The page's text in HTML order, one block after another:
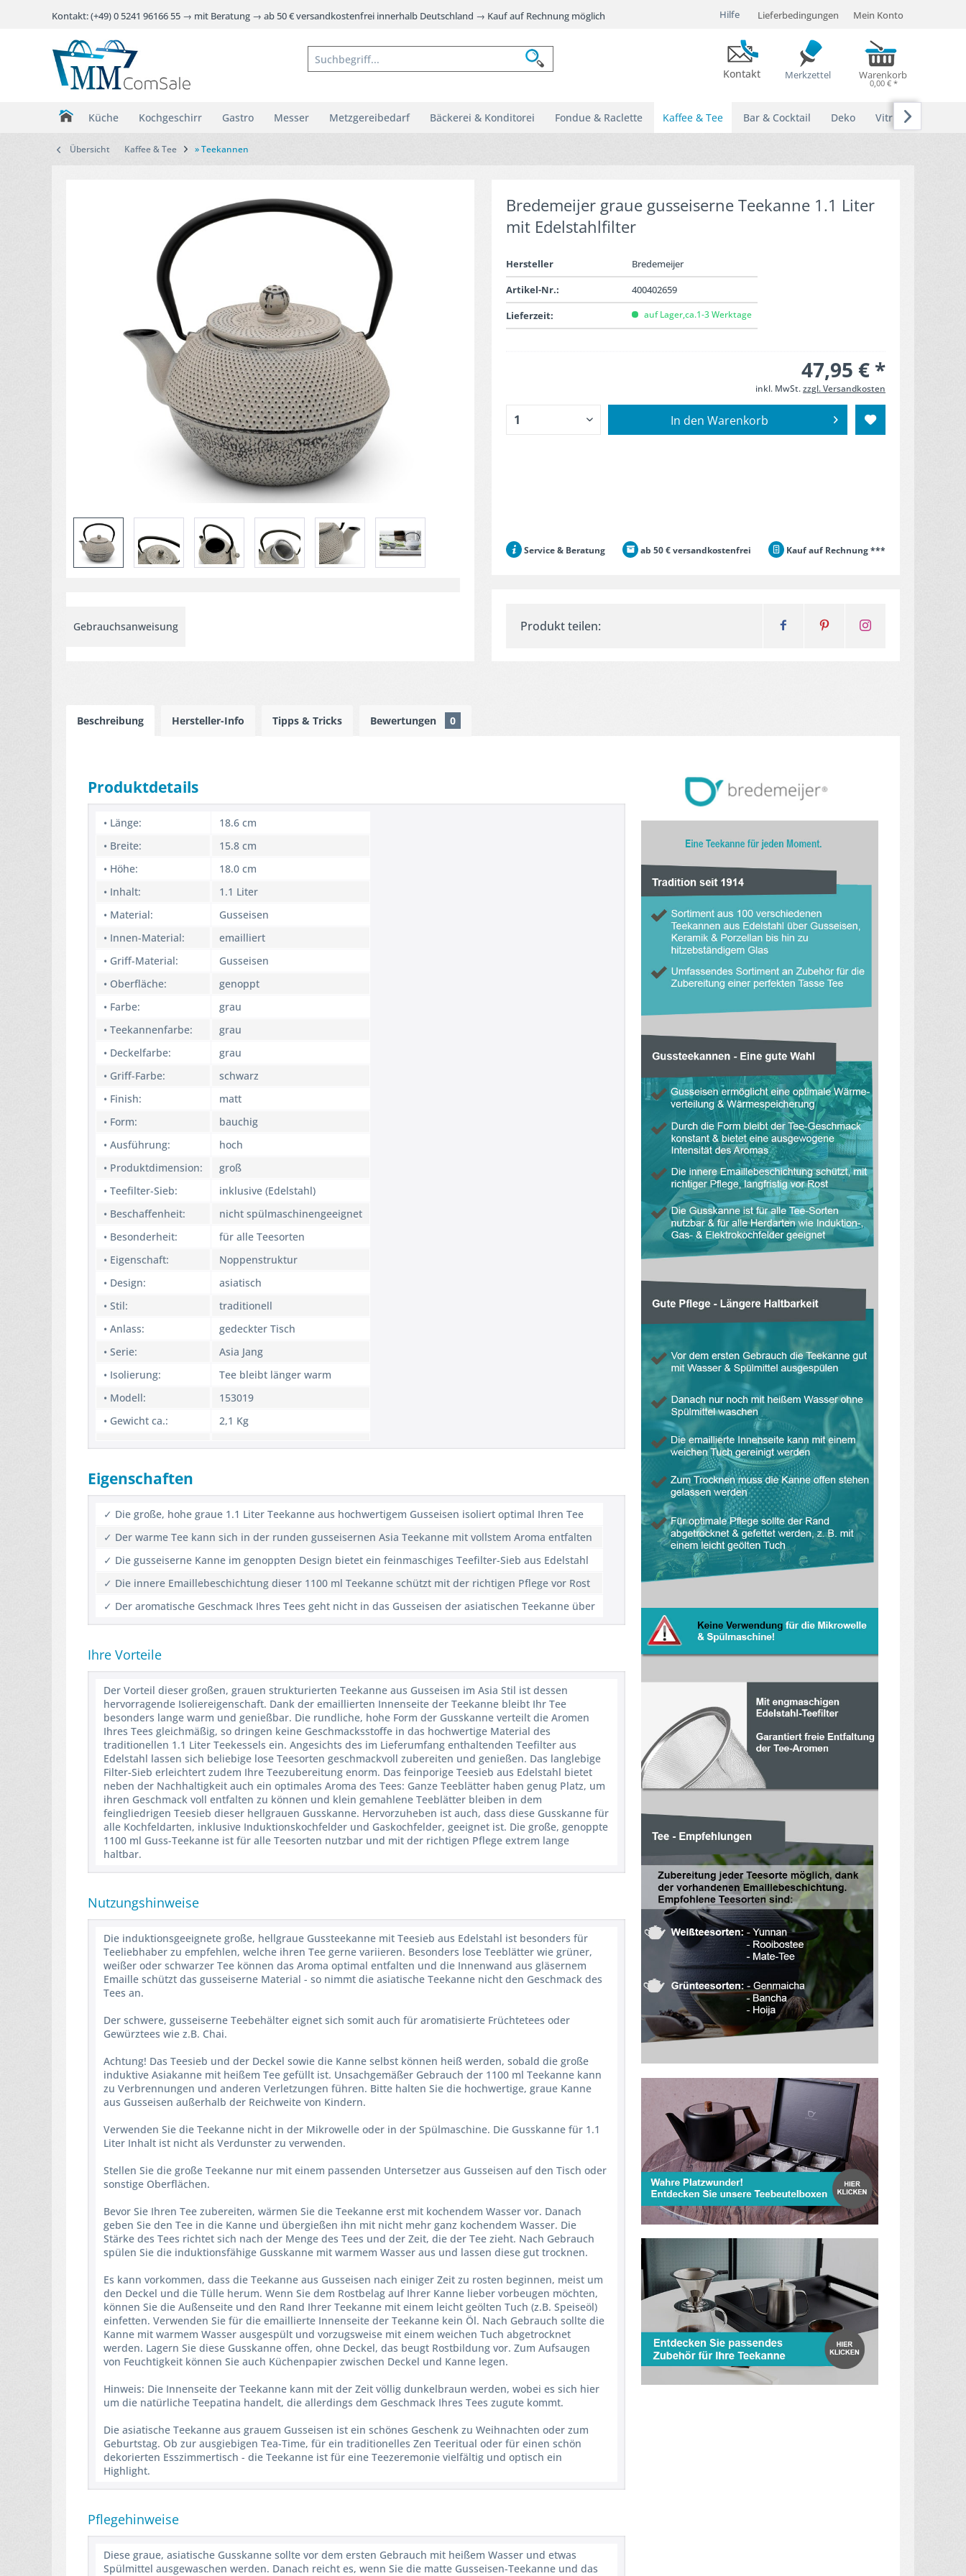
Hilfe Lieferbedingungen
Kontakt: (+49) 0 5241 96166 55 → mit Beratung → ab 50 € versandkostenfrei innerhalb Deutschland → Kauf auf Rechnung möglich
Kontakt Merkzettel
Mein Konto
Warenkorb
0,00 € *
Küche Kochgeschirr Gastro Messer Metzgereibedarf Bäckerei & Konditorei Fondue & Raclette Kaffee & Tee Bar & Cocktail Deko Vitrinen

Übersicht Kaffee & Tee » Teekannen
Gebrauchsanweisung
Bredemeijer graue gusseiserne Teekanne 1.1 Liter
mit Edelstahlfilter
Hersteller
Bredemeijer
Artikel-Nr.:
400402659
Lieferzeit:
auf Lager,ca.1-3 Werktage
47,95 € *
inkl. MwSt.zzgl. Versandkosten
In den Warenkorb
Service & Beratung ab 50 € versandkostenfrei Kauf auf Rechnung ***
Produkt teilen:
Beschreibung Hersteller-Info Tipps & Tricks Bewertungen 0
Produktdetails
• Länge:
18.6 cm
• Breite:
15.8 cm
• Höhe:
18.0 cm
• Inhalt:
1.1 Liter
• Material:
Gusseisen
• Innen-Material:
emailliert
• Griff-Material:
Gusseisen
• Oberfläche:
genoppt
• Farbe:
grau
• Teekannenfarbe:
grau
• Deckelfarbe:
grau
• Griff-Farbe:
schwarz
• Finish:
matt
• Form:
bauchig
• Ausführung:
hoch
• Produktdimension:
groß
• Teefilter-Sieb:
inklusive (Edelstahl)
• Beschaffenheit:
nicht spülmaschinengeeignet
• Besonderheit:
für alle Teesorten
• Eigenschaft:
Noppenstruktur
• Design:
asiatisch
• Stil:
traditionell
• Anlass:
gedeckter Tisch
• Serie:
Asia Jang
• Isolierung:
Tee bleibt länger warm
• Modell:
153019
• Gewicht ca.:
2,1 Kg
Eigenschaften
✓ Die große, hohe graue 1.1 Liter Teekanne aus hochwertigem Gusseisen isoliert optimal Ihren Tee
✓ Der warme Tee kann sich in der runden gusseisernen Asia Teekanne mit vollstem Aroma entfalten
✓ Die gusseiserne Kanne im genoppten Design bietet ein feinmaschiges Teefilter-Sieb aus Edelstahl
✓ Die innere Emaillebeschichtung dieser 1100 ml Teekanne schützt mit der richtigen Pflege vor Rost
✓ Der aromatische Geschmack Ihres Tees geht nicht in das Gusseisen der asiatischen Teekanne über
Ihre Vorteile
Der Vorteil dieser großen, grauen strukturierten Teekanne aus Gusseisen im Asia Stil ist dessen
hervorragende Isoliereigenschaft. Dank der emaillierten Innenseite der Teekanne bleibt Ihr Tee
besonders lange warm und genießbar. Die rundliche, hohe Form der Gusskanne verteilt die Aromen
Ihres Tees gleichmäßig, so dringen keine Geschmacksstoffe in das hochwertige Material des
traditionellen 1.1 Liter Teekessels ein. Angesichts des im Lieferumfang enthaltenden Teefilter aus
Edelstahl lassen sich beliebige lose Teesorten geschmackvoll zubereiten und genießen. Das langlebige
Filter-Sieb erleichtert zudem Ihre Teezubereitung enorm. Das feinporige Teesieb aus Edelstahl bietet
neben der Nachhaltigkeit auch ein optimales Aroma des Tees: Ganze Teeblätter haben genug Platz, um
ihren Geschmack voll entfalten zu können und klein gemahlene Teeblätter bleiben in dem
feingliedrigen Teesieb dieser hellgrauen Gusskanne. Hervorzuheben ist auch, dass diese Gusskanne für
alle Kochfeldarten, inklusive Induktionskochfelder und Gaskochfelder, geeignet ist. Die große, genoppte
1100 ml Guss-Teekanne ist für alle Teesorten nutzbar und mit der richtigen Pflege extrem lange
haltbar.
Nutzungshinweise
Die induktionsgeeignete große, hellgraue Gussteekanne mit Teesieb aus Edelstahl ist besonders für
Teeliebhaber zu empfehlen, welche ihren Tee gerne variieren. Besonders lose Teeblätter wie grüner,
weißer oder schwarzer Tee können das Aroma optimal entfalten und die Innenwand aus gläsernem
Emaille schützt das gusseiserne Material - so nimmt die asiatische Teekanne nicht den Geschmack des
Tees an.
Der schwere, gusseiserne Teebehälter eignet sich somit auch für aromatisierte Früchtetees oder
Gewürztees wie z.B. Chai.
Achtung! Das Teesieb und der Deckel sowie die Kanne selbst können heiß werden, sobald die große
induktive Asiakanne mit heißem Tee gefüllt ist. Unsachgemäßer Gebrauch der 1100 ml Teekanne kann
zu Verbrennungen und anderen Verletzungen führen. Bitte halten Sie die hochwertige, graue Kanne
aus Gusseisen außerhalb der Reichweite von Kindern.
Verwenden Sie die Teekanne nicht in der Mikrowelle oder in der Spülmaschine. Die Gusskanne für 1.1
Liter Inhalt ist nicht als Verdunster zu verwenden.
Stellen Sie die große Teekanne nur mit einem passenden Untersetzer aus Gusseisen auf den Tisch oder
sonstige Oberflächen.
Bevor Sie Ihren Tee zubereiten, wärmen Sie die Teekanne erst mit kochendem Wasser vor. Danach
geben Sie den Tee in die Kanne und übergießen ihn mit nicht mehr ganz kochendem Wasser. Die
Stärke des Tees richtet sich nach der Menge des Tees und der Zeit, die der Tee zieht. Nach Gebrauch
spülen Sie die induktionsfähige Gusskanne mit warmem Wasser aus und lassen diese gut trocknen.
Es kann vorkommen, dass die Teekanne aus Gusseisen nach einiger Zeit zu rosten beginnen, meist um
den Deckel und die Tülle herum. Wenn Sie dem Rostbelag auf Ihrer Kanne lieber vorbeugen möchten,
können Sie die Außenseite und den Rand Ihrer Teekanne mit einem leicht geölten Tuch (z.B. Speiseöl)
einfetten. Verwenden Sie für die emaillierte Innenseite der Teekanne kein Öl. Nach Gebrauch sollte die
Kanne mit warmem Wasser ausgespült und vorzugsweise mit einem weichen Tuch abgetrocknet
werden. Lagern Sie diese Gusskanne offen, ohne Deckel, das beugt Rostbildung vor. Zum Aufsaugen
von Feuchtigkeit können Sie auch Küchenpapier zwischen Deckel und Kanne legen.
Hinweis: Die Innenseite der Teekanne kann mit der Zeit völlig dunkelbraun werden, wobei es sich hier
um die natürliche Teepatina handelt, die allerdings dem Geschmack Ihres Tees zugute kommt.
Die asiatische Teekanne aus grauem Gusseisen ist ein schönes Geschenk zu Weihnachten oder zum
Geburtstag. Ob zur ausgiebigen Tea-Time, für ein traditionelles Zen Teeritual oder für einen schön
dekorierten Esszimmertisch - die Teekanne ist für eine Teezeremonie vielfältig und optisch ein
Highlight.
Pflegehinweise
Diese graue, asiatische Gusskanne sollte vor dem ersten Gebrauch mit heißem Wasser und etwas
Spülmittel ausgewaschen werden. Danach reicht es, wenn Sie die matte Gusseisen-Teekanne und das